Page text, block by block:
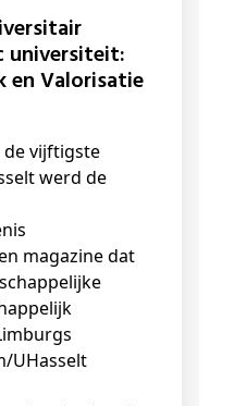
universiteit:
en Valorisatie
de vijftigste
werd de
magazine dat
UHasselt